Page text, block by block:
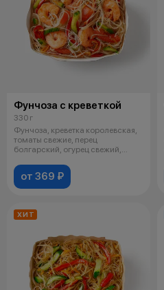
Фунчоза с креветкой
330 г
Фунчоза, креветка королевская,
томаты свежие, перец
болгарский, огурец свежий,
от 369 ₽
ХИТ